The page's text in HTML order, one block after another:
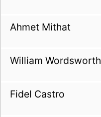
Ahmet Mithat
William Wordsworth
Fidel Castro